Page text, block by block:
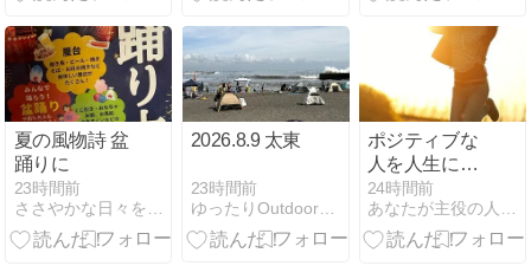
ギに、概念を
書き換えられ
る
夏の風物詩 盆
踊りに
23時間前
ささやかな日々を楽しみながら
2026.8.9 太東
23時間前
ゆったりOutdoor｜自分のペースで楽しもう
ポジティブな
人を人生に引
き込む5つの
方法
24時間前
あなたが主役の人生をハッピーに生きる秘訣